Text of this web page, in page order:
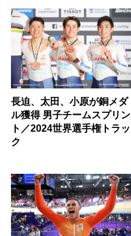
長迫、太田、小原が銅メダ
ル獲得 男子チームスプリン
ト／2024世界選手権トラッ
ク